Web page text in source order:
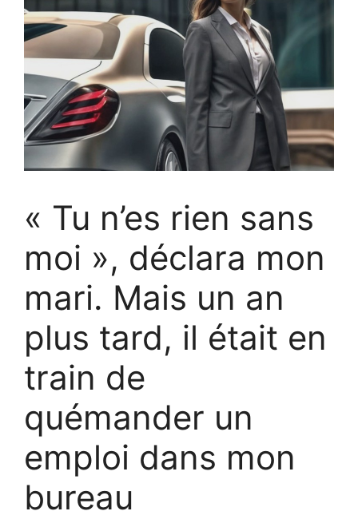
« Tu n’es rien sans
moi », déclara mon
mari. Mais un an
plus tard, il était en
train de
quémander un
emploi dans mon
bureau